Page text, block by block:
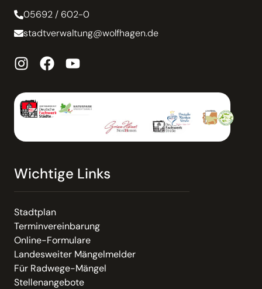
05692 / 602-0
stadtverwaltung@wolfhagen.de
Wichtige Links
Stadtplan
Terminvereinbarung
Online-Formulare
Landesweiter Mängelmelder
Für Radwege-Mängel
Stellenangebote